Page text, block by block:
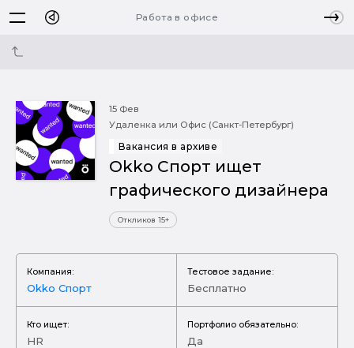
Работа в офисе
15 Фев
Удаленка или Офис (Санкт-Петербург)
Вакансия в архиве
Okko Спорт ищет
графического дизайнера
Откликов 15+
Компания:
Okko Спорт
Тестовое задание:
Бесплатно
Кто ищет:
HR
Портфолио обязательно:
Да